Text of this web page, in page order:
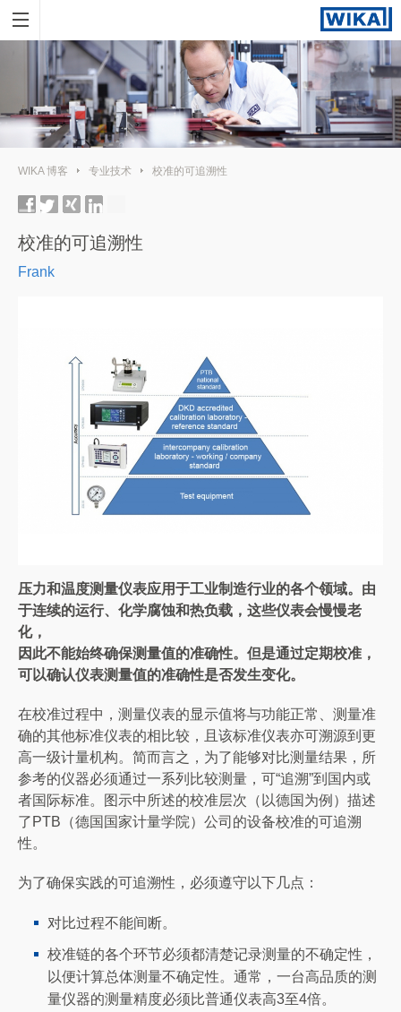
WIKA 博客 专业技术 校准的可追溯性
校准的可追溯性
Frank
压力和温度测量仪表应用于工业制造行业的各个领域。由
于连续的运行、化学腐蚀和热负载，这些仪表会慢慢老
化，
因此不能始终确保测量值的准确性。但是通过定期校准，
可以确认仪表测量值的准确性是否发生变化。
在校准过程中，测量仪表的显示值将与功能正常、测量准
确的其他标准仪表的相比较，且该标准仪表亦可溯源到更
高一级计量机构。简而言之，为了能够对比测量结果，所
参考的仪器必须通过一系列比较测量，可“追溯”到国内或
者国际标准。图示中所述的校准层次（以德国为例）描述
了PTB（德国国家计量学院）公司的设备校准的可追溯
性。
为了确保实践的可追溯性，必须遵守以下几点：
对比过程不能间断。
校准链的各个环节必须都清楚记录测量的不确定性，
以便计算总体测量不确定性。通常，一台高品质的测
量仪器的测量精度必须比普通仪表高3至4倍。